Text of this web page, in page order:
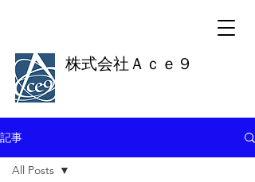
株式会社Ａｃｅ９
記事
All Posts